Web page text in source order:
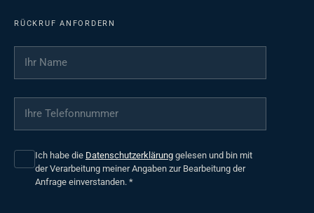
RÜCKRUF ANFORDERN
Ihr Name
Ihre Telefonnummer
Ich habe die Datenschutzerklärung gelesen und bin mit
der Verarbeitung meiner Angaben zur Bearbeitung der
Anfrage einverstanden. *